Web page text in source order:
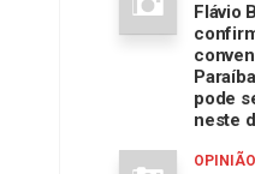
Flávio
pode
neste
OPINIÃO